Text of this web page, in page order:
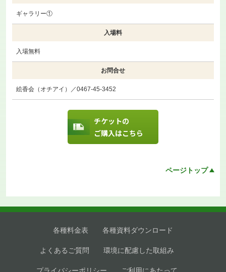
チケットの
ご購入はこちら
ギャラリー①
入場料
入場無料
お問合せ
絵香会（オチアイ）／0467-45-3452
ページトップ
各種料金表 各種資料ダウンロード
よくあるご質問 環境に配慮した取組み